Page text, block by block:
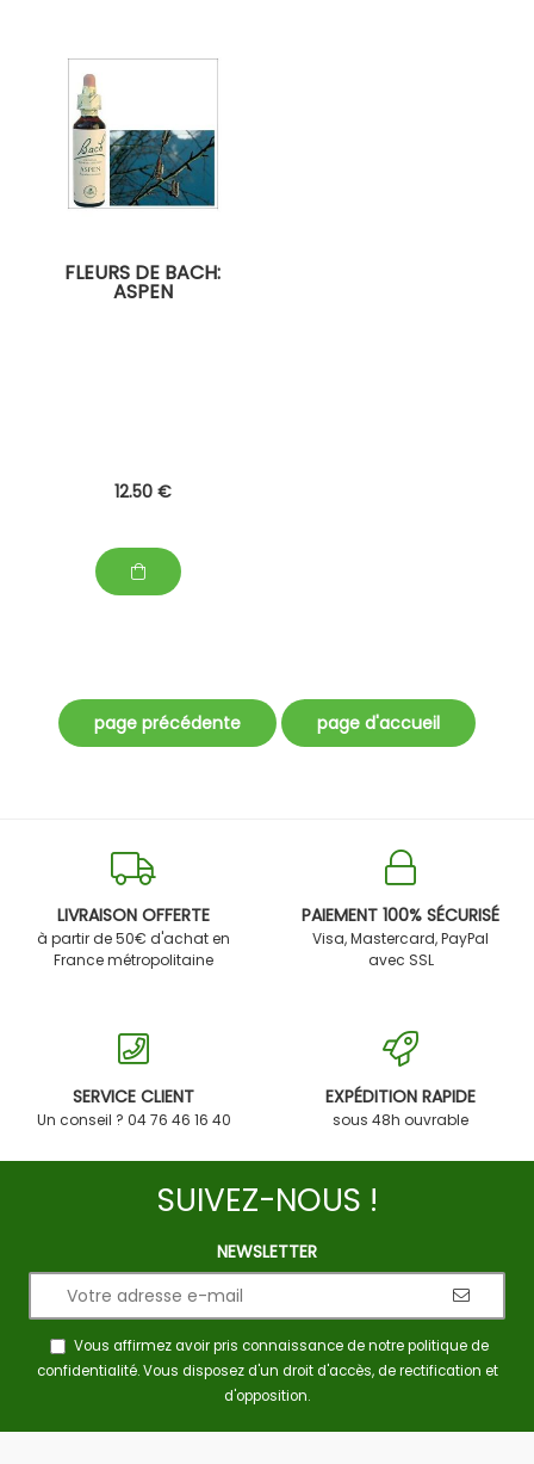
FLEURS DE BACH:
ASPEN
12.50 €
LIVRAISON OFFERTE
à partir de 50€ d'achat en
France métropolitaine
PAIEMENT 100% SÉCURISÉ
Visa, Mastercard, PayPal
avec SSL
SERVICE CLIENT
Un conseil ? 04 76 46 16 40
EXPÉDITION RAPIDE
sous 48h ouvrable
SUIVEZ-NOUS !
NEWSLETTER
Vous affirmez avoir pris connaissance de notrepolitique de
confidentialité. Vous disposez d'un droit d'accès, de rectification et
d'opposition.